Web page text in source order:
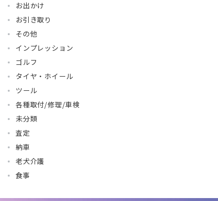
お出かけ
お引き取り
その他
インプレッション
ゴルフ
タイヤ・ホイール
ツール
各種取付/修理/車検
未分類
査定
納車
老犬介護
食事